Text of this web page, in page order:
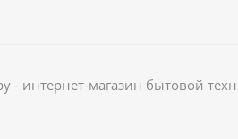
- интернет-магазин бытовой